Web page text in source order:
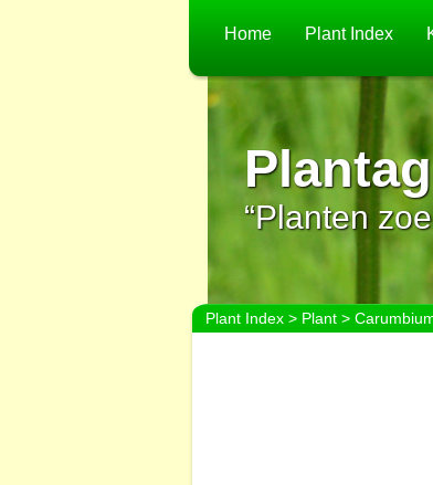
Home Plant Index
“Planten
Plant Index> Plant>